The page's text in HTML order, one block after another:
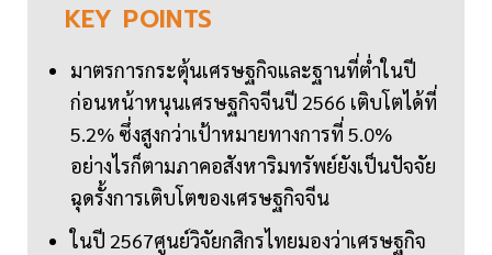
KEY POINTS
มาตรการกระตุ้นเศรษฐกิจและฐานที่ต่ำในปี
ก่อนหน้าหนุนเศรษฐกิจจีนปี 2566 เติบโตได้ที่
5.2% ซึ่งสูงกว่าเป้าหมายทางการที่ 5.0%
อย่างไรก็ตามภาคอสังหาริมทรัพย์ยังเป็นปัจจัย
ฉุดรั้งการเติบโตของเศรษฐกิจจีน
ในปี 2567ศูนย์วิจัยกสิกรไทยมองว่าเศรษฐกิจ